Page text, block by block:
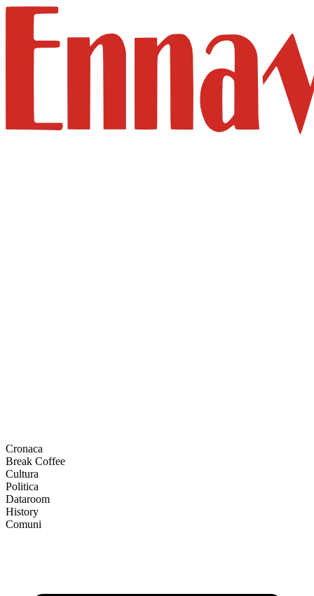
Cronaca
Break Coffee
Cultura
Politica
Dataroom
History
Comuni